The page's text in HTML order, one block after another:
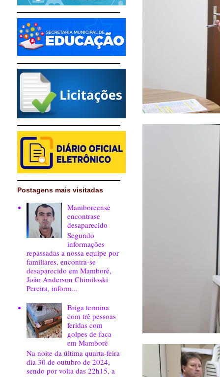
Postagens mais visitadas
Mamboreense
encontrase
desaparecido
Segundo
informações
repassadas a nossa equipe por
familiares, encontra-se
desaparecido em Mamborê,
João Anderson Chimiloski
Pereira, inform...
Briga termina
com trê pessoas
feridas com
golpes de faca
em Mamborê
Na noite da última quarta-feira
dia 30 de outubro de 2024,
sendo por volta das 22h15, a